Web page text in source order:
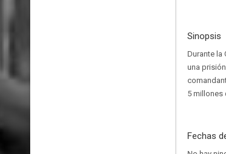
Sinopsis
Durante la
una
5 millones
Fechas